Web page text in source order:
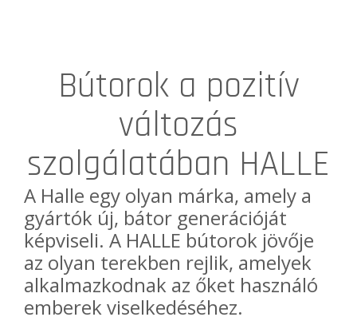
Bútorok a pozitív
változás
szolgálatában HALLE
A Halle egy olyan márka, amely a
gyártók új, bátor generációját
képviseli. A HALLE bútorok jövője
az olyan terekben rejlik, amelyek
alkalmazkodnak az őket használó
emberek viselkedéséhez.